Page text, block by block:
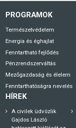
PROGRAMOK
Természetvédelem
Energia és éghajlat
Fenntartható fejlődés
Pénzrendszerváltás
Mezőgazdaság és élelem
Fenntarthatóságra nevelés
HÍREK
A civilek üdvözlik
Gajdos László